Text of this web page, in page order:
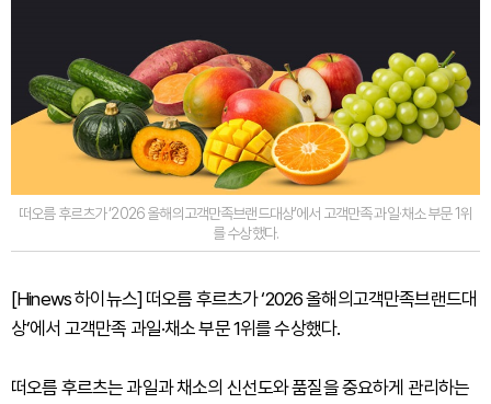
떠오름 후르츠가 ‘2026 올해의고객만족브랜드대상’에서 고객만족 과일·채소 부문 1위
를 수상했다.
[Hinews 하이뉴스] 떠오름 후르츠가 ‘2026 올해의고객만족브랜드대
상’에서 고객만족 과일·채소 부문 1위를 수상했다.
떠오름 후르츠는 과일과 채소의 신선도와 품질을 중요하게 관리하는